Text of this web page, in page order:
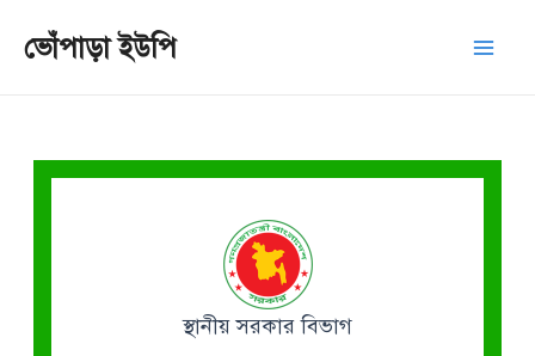
ভোঁপাড়া ইউপি
স্থানীয় সরকার বিভাগ